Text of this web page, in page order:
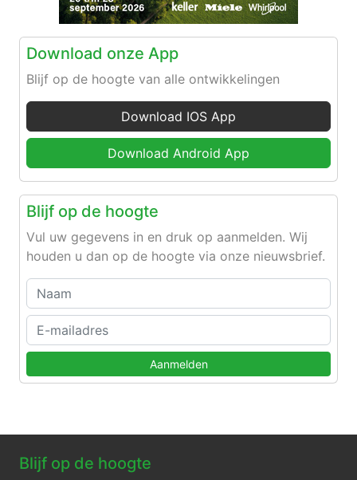
Download onze App
Blijf op de hoogte van alle ontwikkelingen
Download IOS App
Download Android App
Blijf op de hoogte
Vul uw gegevens in en druk op aanmelden. Wij
houden u dan op de hoogte via onze nieuwsbrief.
Aanmelden
Blijf op de hoogte